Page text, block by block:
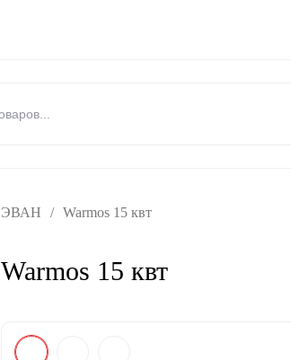
ЭВАН / Warmos 15 квт
Warmos 15 квт